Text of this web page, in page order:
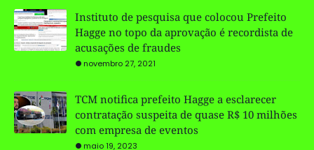
Instituto de pesquisa que colocou Prefeito
Hagge no topo da aprovação é recordista de
acusações de fraudes
novembro 27, 2021
TCM notifica prefeito Hagge a esclarecer
contratação suspeita de quase R$ 10 milhões
com empresa de eventos
maio 19, 2023